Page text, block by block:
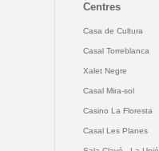
Centres
Casa de Cultura
Casal Torreblanca
Xalet Negre
Casal Mira-sol
Casino La Floresta
Casal Les Planes